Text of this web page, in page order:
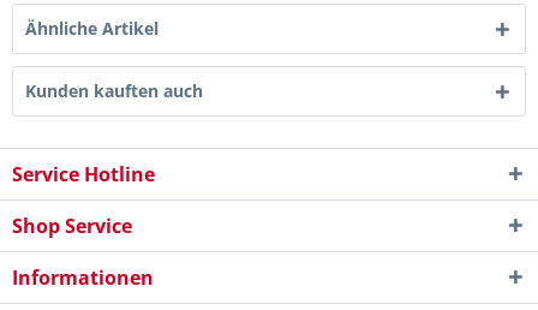
Ähnliche Artikel
Kunden kauften auch
Service Hotline
Shop Service
Informationen